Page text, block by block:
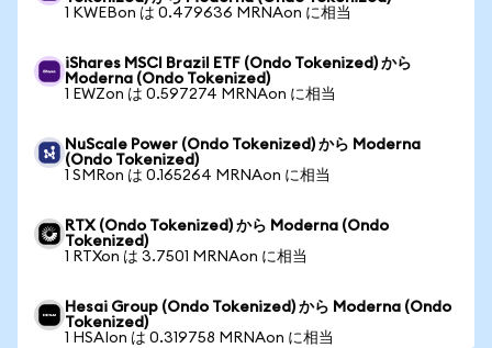
1 KWEBon は 0.479636 MRNAon に相当
iShares MSCI Brazil ETF (Ondo Tokenized) から
Moderna (Ondo Tokenized)
1 EWZon は 0.597274 MRNAon に相当
NuScale Power (Ondo Tokenized) から Moderna
(Ondo Tokenized)
1 SMRon は 0.165264 MRNAon に相当
RTX (Ondo Tokenized) から Moderna (Ondo
Tokenized)
1 RTXon は 3.7501 MRNAon に相当
Hesai Group (Ondo Tokenized) から Moderna (Ondo
Tokenized)
1 HSAIon は 0.319758 MRNAon に相当